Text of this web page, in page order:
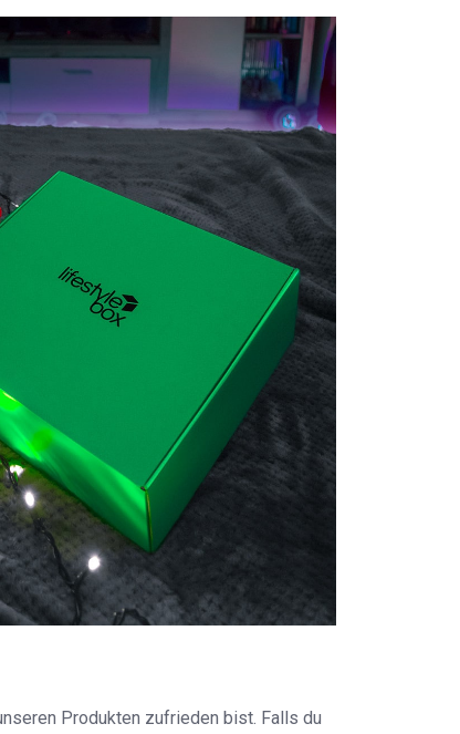
Produkten zufrieden bist. Falls du